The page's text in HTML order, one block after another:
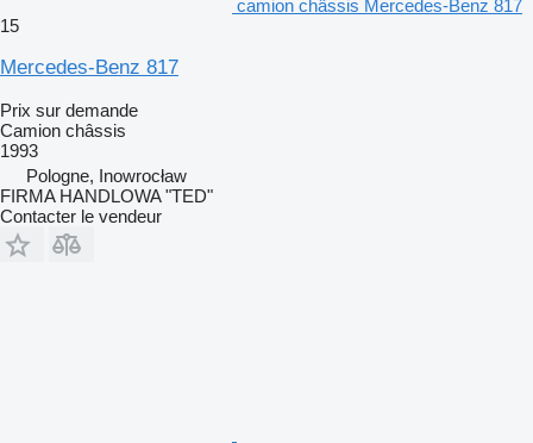
camion châssis Mercedes-Benz 817
15
Mercedes-Benz 817
Prix sur demande
Camion châssis
1993
Pologne, Inowrocław
FIRMA HANDLOWA "TED"
Contacter le vendeur